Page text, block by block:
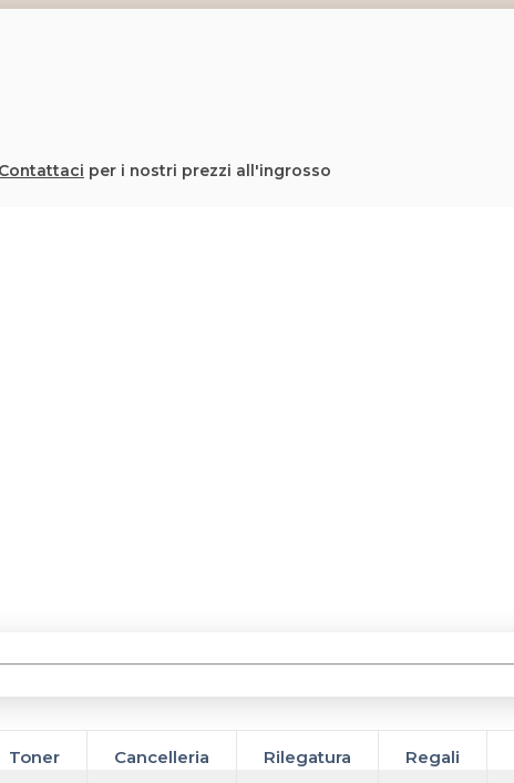
Contattaci per i nostri prezzi all'ingrosso
Toner Cancelleria Rilegatura Regali